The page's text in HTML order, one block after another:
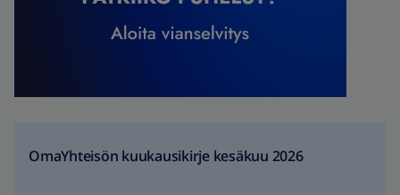
OmaYhteisön kuukausikirje kesäkuu 2026